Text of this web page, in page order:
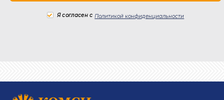
Я согласен с Политикой конфиденциальности